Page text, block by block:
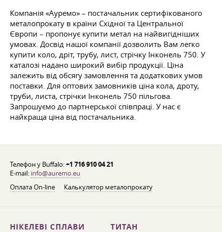
Компанія «Ауремо» – постачальник сертифікованого
металопрокату в країни Східної та Центральної
Європи – пропонує купити метал на найвигідніших
умовах. Досвід нашої компанії дозволить Вам легко
купити коло, дріт, трубу, лист, стрічку Інконель 750. У
каталозі надано широкий вибір продукції. Ціна
залежить від обсягу замовлення та додаткових умов
поставки. Для оптових замовників ціна кола, дроту,
труби, листа, стрічки Інконель 750 пільгова.
Запрошуємо до партнерської співпраці. У нас є
найкраща ціна від постачальника.
Телефон у Buffalo:+1 716 910 04 21
E-mail: info@auremo.eu
Оплата On-line
Калькулятор металопрокату
НІКЕЛЕВІ СПЛАВИ ТИТАН